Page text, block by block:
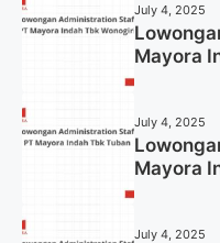
July 4, 2025
Mayora
July 4, 2025
Mayora
July 4, 2025